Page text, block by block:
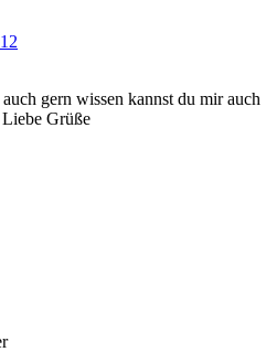
gern wissen kannst du mir auch
Grüße